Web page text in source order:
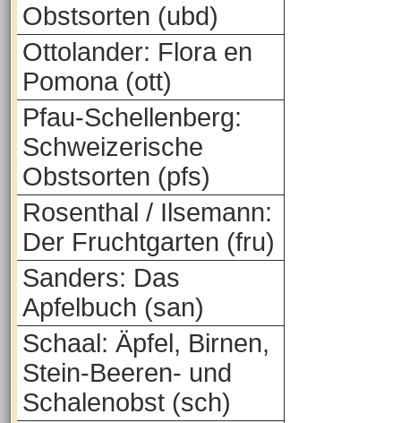
Obstsorten (ubd)
Ottolander: Flora en
Pomona (ott)
Pfau-Schellenberg:
Schweizerische
Obstsorten (pfs)
Rosenthal / Ilsemann:
Der Fruchtgarten (fru)
Sanders: Das
Apfelbuch (san)
Schaal: Äpfel, Birnen,
Stein-Beeren- und
Schalenobst (sch)